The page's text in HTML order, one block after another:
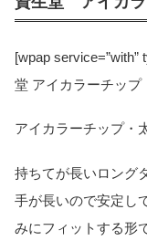
[wpap service=”with”
堂 アイカラーチップ
アイカラーチップ・
持ちてが長いロング
手が長いので安定し
みにフィットする形